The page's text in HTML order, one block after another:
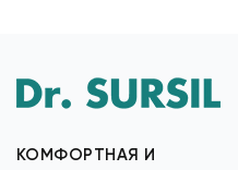
КОМФОРТНАЯ И